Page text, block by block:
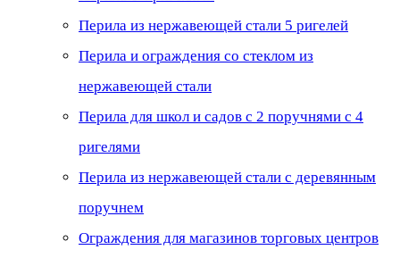
Перила из нержавеющей стали 5 ригелей
Перила и ограждения со стеклом из
нержавеющей стали
Перила для школ и садов с 2 поручнями с 4
ригелями
Перила из нержавеющей стали с деревянным
поручнем
Ограждения для магазинов торговых центров